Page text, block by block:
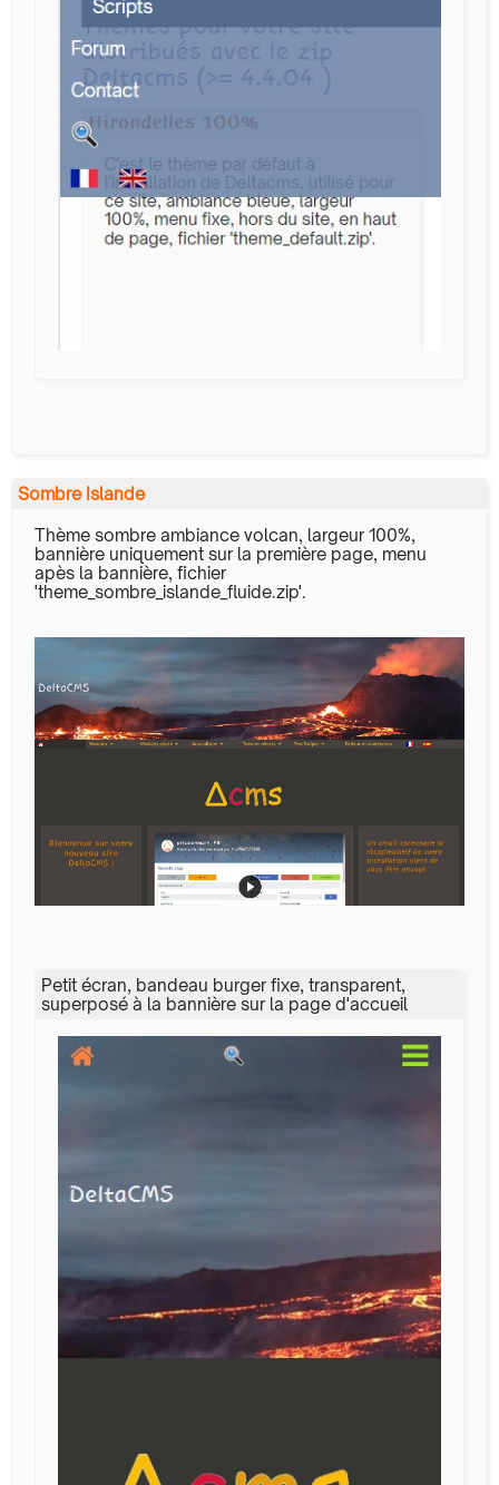
Sombre Islande
Thème sombre ambiance volcan, largeur 100%,
bannière uniquement sur la première page, menu
apès la bannière, fichier
'theme_sombre_islande_fluide.zip'.
Petit écran, bandeau burger fixe, transparent,
superposé à la bannière sur la page d'accueil